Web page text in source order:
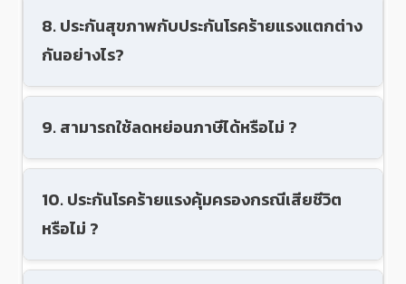
8. ประกันสุขภาพกับประกันโรคร้ายแรงแตกต่าง
กันอย่างไร?
9. สามารถใช้ลดหย่อนภาษีได้หรือไม่ ?
10. ประกันโรคร้ายแรงคุ้มครองกรณีเสียชีวิต
หรือไม่ ?